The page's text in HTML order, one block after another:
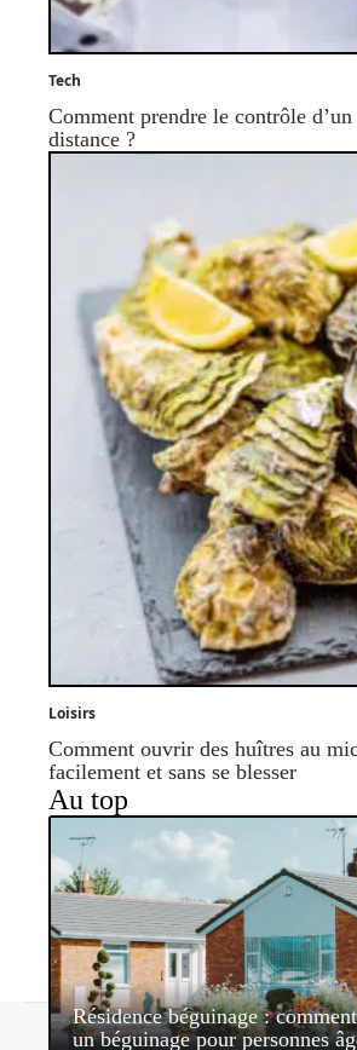
Tech
Comment prendre le contrôle d’un
distance ?
Loisirs
Comment ouvrir des huîtres au
facilement et sans se blesser
Au top
Résidence béguinage :
un béguinage pour personnes
Contact Mentions légales